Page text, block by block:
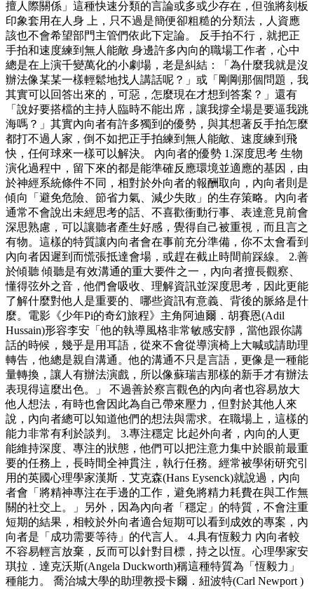
擅人際關係」這種快速分類的言論或多或少存在，但強將刻板
印象套用在人身 上，只不過是簡便卻粗糙的分類法，人資應
該也不會希望部門主管們依此下定論。 反手拍不行，就把正
手拍和速度練到無人能敵 身邊許多內向的職場工作者，心中
總是在上演千變萬化的小劇場，老是糾結：「為什麼我就是沒
辦法像某某一樣輕鬆地找人講話呢？」或「剛剛那個問題，我
其實可以回答出來的，可惡，怎麼現在才想到答案？」還有
「說好要搭檔的主持人臨時不能出席，讓我撐全場是要逼我跳
海嗎？」其實內向者有許多獨到的優勢，與其想著反手拍怎麼
都打不過人家，倒不如把正手拍練到無人能敵、速度練到飛
快，任何球來一樣可以解決。 內向者的優勢 1.深度思考 生物
演化過程中，留下來的都是能準確反應環境並適應的基因，由
於神經系統條件不同，相對於外向者的報酬取向，內向者則是
傾向「避免危險、節省力氣、減少失敗」的生存策略。內向者
通常不會說出未經思考的話、不喜歡衝動行事、表達意見前會
深思熟慮，可以讓聽者產生好感，覺得自己被重視，而且言之
有物。這樣的特質讓內向者會在事前充分準備，你不太會看到
內向者因遲到而慌張抵達會場，或趕在截止時間前踩線。 2.善
於傾聽 傾聽是有效溝通的重大要件之一，內向者擅長觀察、
懂得弦外之音，他們會吸收、理解資訊並深度思考，因此更能
了解什麼對他人是重要的、哪些資訊有意義、背後的脈絡是什
麼。電影《少年Pi的奇幻旅程》主角阿迪爾．胡賽恩(Adil
Hussain)形容李安「他的執導風格非常敏感安靜，當他跟你講
話的時候，幾乎是用耳語，從來不會從導演椅上大喊或請助理
轉告，他總是親自溝通。他的溝通不只是言語，更像是一種能
量轉換，讓人有辦法演戲，所以像蘇瑞吉那樣的新手才有辦法
表現得這麼出色。」 不過善於察言觀色的內向者也容易放大
他人想法，有時也會因此為自己帶來壓力，但對於其他人來
說，內向者總可以知道他們的想法與需求。在職場上，這樣的
能力非常有利於談判。 3.專注穩定 比起外向者，內向的人更
能維持深度、專注的狀態，他們可以把注意力集中於眼前最重
要的任務上，長時間全神貫注，執行任務。經常被學術研究引
用的英國心理學家漢斯．艾克森(Hans Eysenck)就說過，內向
者會「將精神專注在手邊的工作，避免將精力耗費在與工作無
關的社交上。」另外，因為內向者「穩定」的特質，不會注重
短期的結果，相較於外向者適合短期可以看到成效的專案，內
向者是「成功需要等待」的代言人。 4.具有恆毅力 內向者較
不容易輕言放棄，反而可以針對目標，持之以恆。心理學家安
琪拉．達克沃斯(Angela Duckworth)稱這種特質為「恆毅力」
種能力。 喬治城大學的助理教授卡爾．紐波特(Carl Newport )